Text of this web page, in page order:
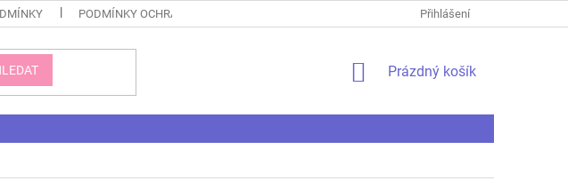
PODMÍNKY OCHRANY OSOBNÍCH ÚDAJŮ REKLAMAČNÍ ŘÁD REKLAMAČNÍ
Přihlášení
NÁKUPNÍ
Prázdný košík